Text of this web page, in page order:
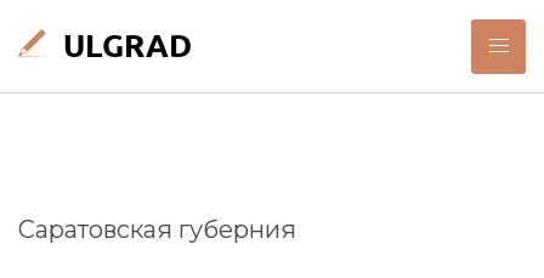
Саратовская губерния